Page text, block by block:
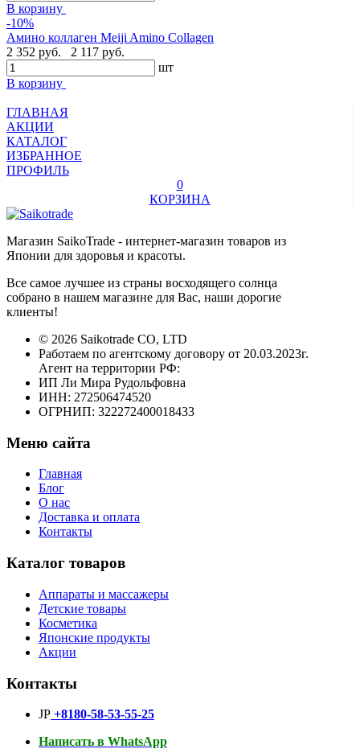
В корзину
-10%
Амино коллаген Meiji Amino Collagen
2 352 руб.
2 117 руб.
шт
В корзину
ГЛАВНАЯ
АКЦИИ
КАТАЛОГ
ИЗБРАННОЕ
ПРОФИЛЬ
0
КОРЗИНА
Магазин SaikoTrade - интернет-магазин товаров из
Японии для здоровья и красоты.
Все самое лучшее из страны восходящего солнца
собрано в нашем магазине для Вас, наши дорогие
клиенты!
© 2026 Saikotrade CO, LTD
Работаем по агентскому договору от 20.03.2023г.
Агент на территории РФ:
ИП Ли Мира Рудольфовна
ИНН: 272506474520
ОГРНИП: 322272400018433
Меню сайта
Главная
Блог
О нас
Доставка и оплата
Контакты
Каталог товаров
Аппараты и массажеры
Детские товары
Косметика
Японские продукты
Акции
Контакты
JP +8180-58-53-55-25
Написать в WhatsApp